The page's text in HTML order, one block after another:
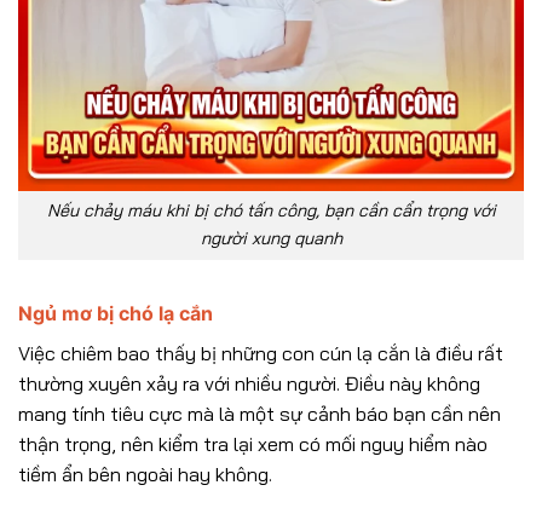
Nếu chảy máu khi bị chó tấn công, bạn cần cẩn trọng với
người xung quanh
Ngủ mơ bị chó lạ cắn
Việc chiêm bao thấy bị những con cún lạ cắn là điều rất
thường xuyên xảy ra với nhiều người. Điều này không
mang tính tiêu cực mà là một sự cảnh báo bạn cần nên
thận trọng, nên kiểm tra lại xem có mối nguy hiểm nào
tiềm ẩn bên ngoài hay không.